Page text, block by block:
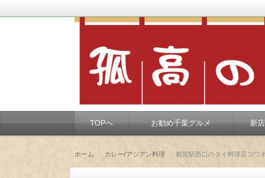
孤高の千葉グルメ
千葉市を中心とした、孤独なようで孤独でもない、ちょ
TOPへ お勧め千葉グルメ 新
ホーム カレー/アジアン料理 都賀駅西口のタイ料理店コワ